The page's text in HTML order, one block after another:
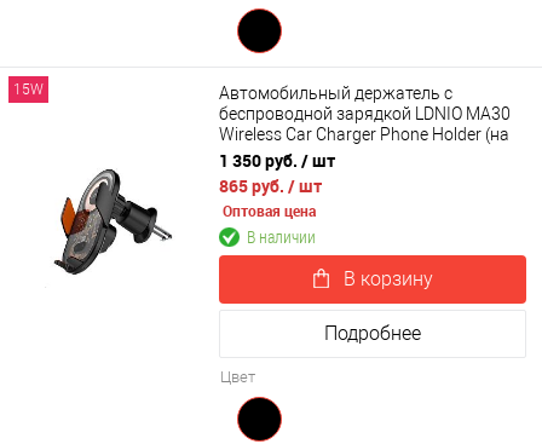
15W
Автомобильный держатель с
беспроводной зарядкой LDNIO MA30
Wireless Car Charger Phone Holder (на
воздуховод)
1 350 руб. / шт
865 руб. / шт
Оптовая цена
В наличии
В корзину
Подробнее
Цвет